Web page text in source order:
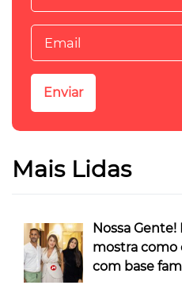
Mais Lidas
Nossa
mostra como
com base